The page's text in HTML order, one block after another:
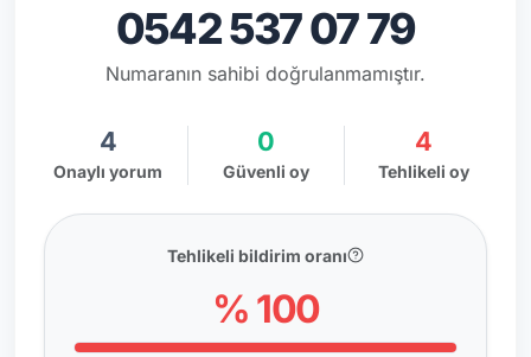
0542 537 07 79
Numaranın sahibi doğrulanmamıştır.
4
Onaylı yorum
0
Güvenli oy
4
Tehlikeli oy
Tehlikeli bildirim oranı
% 100